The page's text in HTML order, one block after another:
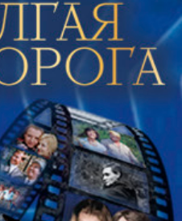
за рубежа. В Америке,
стали прародителями
рассекали воды
не так солнечно, да и
американскую реку,
любят давно и очень
клубы в свое время
наше время поклонников
купить билет на